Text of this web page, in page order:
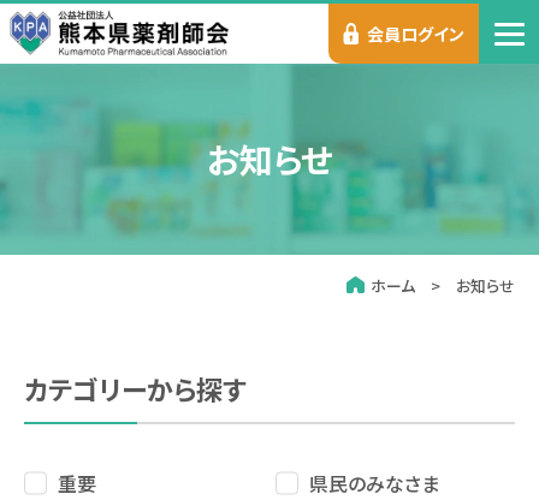
会員ログイン
お知らせ
ホーム お知らせ
カテゴリーから探す
重要
県民のみなさま